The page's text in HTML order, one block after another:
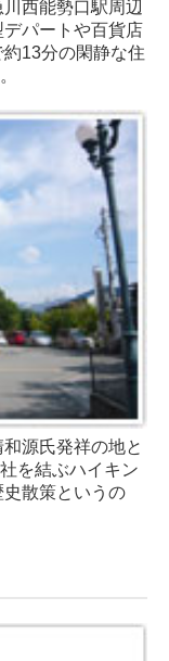
西能勢口駅周辺
パートや百貨店
13分の閑静な住
源氏発祥の地と
を結ぶハイキン
散策というの